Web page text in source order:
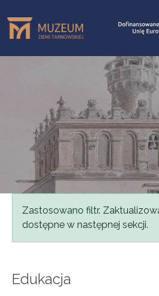
Status message
Zastosowano filtr.
dostępne w następnej sekcji.
Edukacja